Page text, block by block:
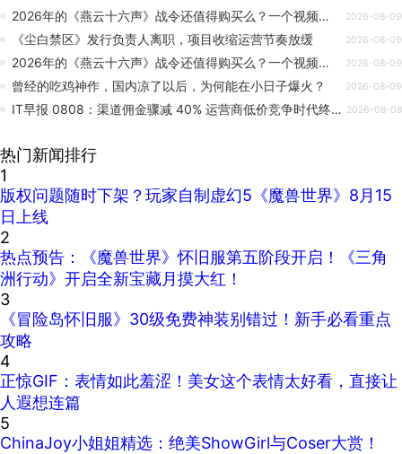
2026年的《燕云十六声》战令还值得购买么？一个视频给你解答！ 2026-08-09
《尘白禁区》发行负责人离职，项目收缩运营节奏放缓 2026-08-09
2026年的《燕云十六声》战令还值得购买么？一个视频给你解答！ 2026-08-09
曾经的吃鸡神作，国内凉了以后，为何能在小日子爆火？ 2026-08-09
IT早报 0808：渠道佣金骤减 40% 运营商低价竞争时代终结；AI 艺人“方桃子”带货美瞳广告遭下架；百胜中国 12 亿美元买断必胜客；腾讯米哈游首次游戏联动... 2026-08-08
热门新闻排行
1
版权问题随时下架？玩家自制虚幻5《魔兽世界》8月15
日上线
2
热点预告：《魔兽世界》怀旧服第五阶段开启！《三角
洲行动》开启全新宝藏月摸大红！
3
《冒险岛怀旧服》30级免费神装别错过！新手必看重点
攻略
4
正惊GIF：表情如此羞涩！美女这个表情太好看，直接让
人遐想连篇
5
ChinaJoy小姐姐精选：绝美ShowGirl与Coser大赏！